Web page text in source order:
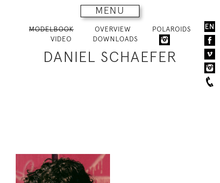
MENU
EN
MODELBOOK OVERVIEW
POLAROIDS
VIDEO
DOWNLOADS
DANIEL SCHAEFER